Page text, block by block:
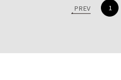
PREV 1